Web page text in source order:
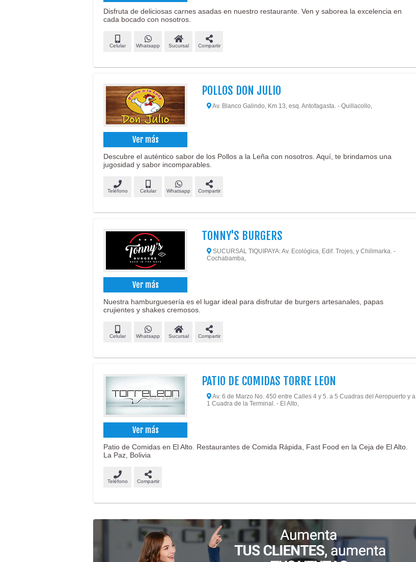
Disfruta de deliciosas carnes asadas en nuestro restaurante. Ven y saborea la excelencia en
cada bocado con nosotros.
Celular Whatsapp Sucursal Compartir
Ver más
POLLOS DON JULIO
Av. Blanco Galindo, Km 13, esq. Antofagasta. - Quillacollo,
Descubre el auténtico sabor de los Pollos a la Leña con nosotros. Aquí, te brindamos una
jugosidad y sabor incomparables.
Teléfono Celular Whatsapp Compartir
Ver más
TONNY'S BURGERS
SUCURSAL TIQUIPAYA: Av. Ecológica, Edif. Trojes, y Chilimarka. -
Cochabamba,
Nuestra hamburguesería es el lugar ideal para disfrutar de burgers artesanales, papas
crujientes y shakes cremosos.
Celular Whatsapp Sucursal Compartir
Ver más
PATIO DE COMIDAS TORRE LEON
Av. 6 de Marzo No. 450 entre Calles 4 y 5. a 5 Cuadras del Aeropuerto y a
1 Cuadra de la Terminal. - El Alto,
Patio de Comidas en El Alto. Restaurantes de Comida Rápida, Fast Food en la Ceja de El Alto.
La Paz, Bolivia
Teléfono Compartir